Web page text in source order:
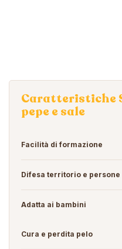
Caratteristiche
pepe e sale
Facilità di formazione
Difesa territorio e persone
Adatta ai bambini
Cura e perdita pelo